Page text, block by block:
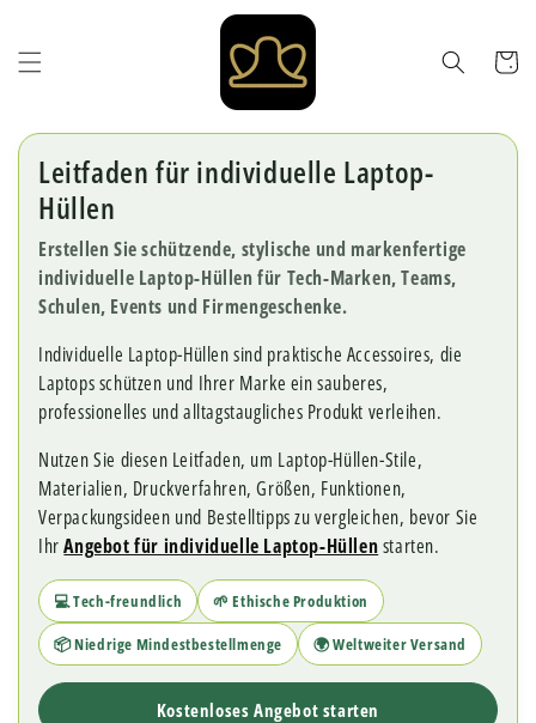
Inhalt
Leitfaden für individuelle Laptop-
Hüllen
Erstellen Sie schützende, stylische und markenfertige
individuelle Laptop-Hüllen für Tech-Marken, Teams,
Schulen, Events und Firmengeschenke.
Individuelle Laptop-Hüllen sind praktische Accessoires, die
Laptops schützen und Ihrer Marke ein sauberes,
professionelles und alltagstaugliches Produkt verleihen.
Nutzen Sie diesen Leitfaden, um Laptop-Hüllen-Stile,
Materialien, Druckverfahren, Größen, Funktionen,
Verpackungsideen und Bestelltipps zu vergleichen, bevor Sie
IhrAngebot für individuelle Laptop-Hüllenstarten.
💻 Tech-freundlich
🌱 Ethische Produktion
📦 Niedrige Mindestbestellmenge
🌍 Weltweiter Versand
Kostenloses Angebot starten